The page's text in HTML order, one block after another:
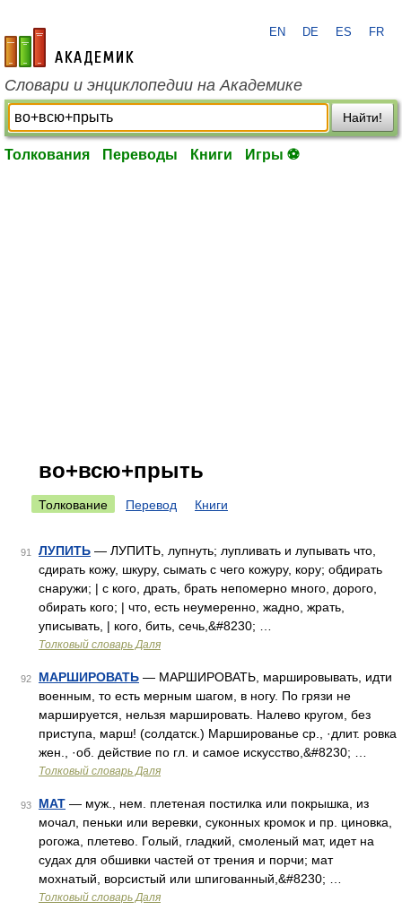
academic.ru
EN DE ES FR
Словари и энциклопедии на Академике
Найти!
Толкования Переводы Книги Игры ⚽
во+всю+прыть
Толкование Перевод Книги
91 ЛУПИТЬ — ЛУПИТЬ, лупнуть; лупливать и лупывать что,
сдирать кожу, шкуру, сымать с чего кожуру, кору; обдирать
снаружи; | с кого, драть, брать непомерно много, дорого,
обирать кого; | что, есть неумеренно, жадно, жрать,
уписывать, | кого, бить, сечь,&#8230; …
Толковый словарь Даля
92 МАРШИРОВАТЬ — МАРШИРОВАТЬ, маршировывать, идти
военным, то есть мерным шагом, в ногу. По грязи не
маршируется, нельзя маршировать. Налево кругом, без
приступа, марш! (солдатск.) Маршированье ср., ·длит. ровка
жен., ·об. действие по гл. и самое искусство,&#8230; …
Толковый словарь Даля
93 МАТ — муж., нем. плетеная постилка или покрышка, из
мочал, пеньки или веревки, суконных кромок и пр. циновка,
рогожа, плетево. Голый, гладкий, смоленый мат, идет на
судах для обшивки частей от трения и порчи; мат
мохнатый, ворсистый или шпигованный,&#8230; …
Толковый словарь Даля